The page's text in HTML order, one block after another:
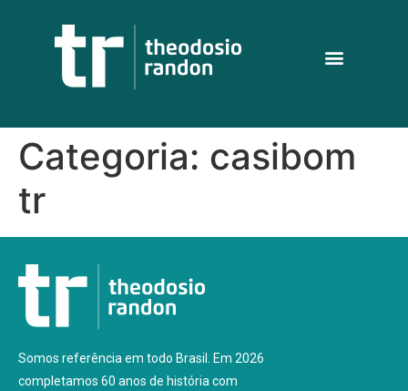
Categoria: casibom
tr
Somos referência em todo Brasil. Em 2026
completamos 60 anos de história com